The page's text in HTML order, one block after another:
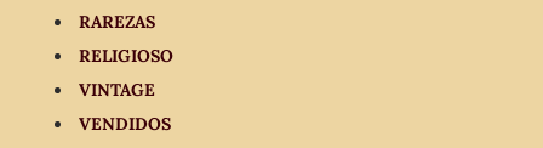
RAREZAS
RELIGIOSO
VINTAGE
VENDIDOS